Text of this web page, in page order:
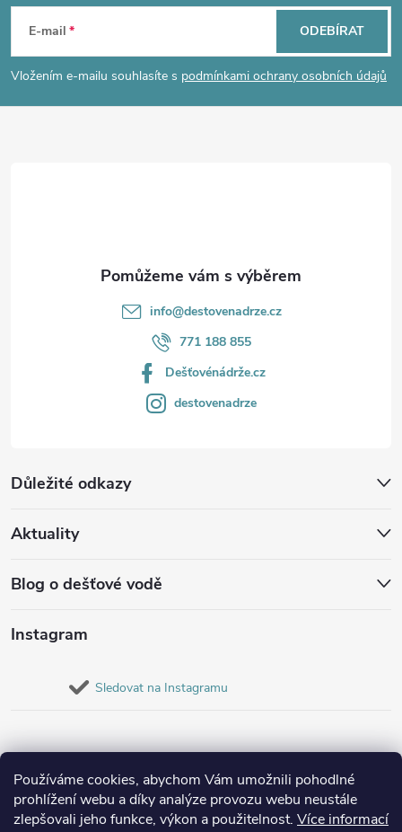
Používáme cookies, abychom Vám umožnili pohodlné
prohlížení webu a díky analýze provozu webu neustále
zlepšovali jeho funkce, výkon a použitelnost. Více informací
p
a
E-mail
Vložením e-mailu souhlasíte s podmínkami ochrany osobních údajů
ODEBÍRAT
Důležité odkazy
Aktuality
Blog o dešťové vodě
info@destovenadrze.cz
771 188 855
Dešťovénádrže.cz
destovenadrze
Instagram
Sledovat na Instagramu